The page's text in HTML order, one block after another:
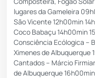
lugares da Gameleira
São Vicente 12h00min
Coco Babaçu 14h00min
Consciência Ecólogica –
Ximenes de Albuquerque
Cantados – Márcio
de Albuquerque